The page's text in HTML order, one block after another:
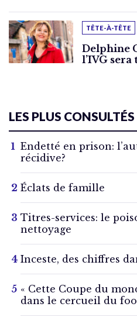
TÊTE-À-TÊTE
Delphine
l’IVG
LES PLUS CONSULTÉS
Endetté en prison:
récidive?
Éclats de famille
Titres-services: le
nettoyage
Inceste, des chiffres
« Cette Coupe du
dans le cercueil du